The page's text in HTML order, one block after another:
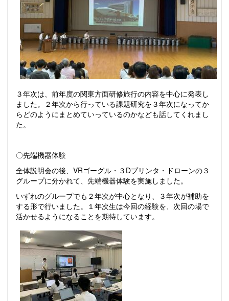
３年次は、前年度の関東方面研修旅行の内容を中心に発表し
ました。２年次から行っている課題研究を３年次になってか
らどのようにまとめていっているのかなども話してくれまし
た。
〇先端機器体験
全体説明会の後、VRゴーグル・３Dプリンタ・ドローンの３
グループに分かれて、先端機器体験を実施しました。
いずれのグループでも２年次が中心となり、３年次が補助を
する形で行いました。１年次生は今回の経験を、次回の場で
活かせるようになることを期待しています。